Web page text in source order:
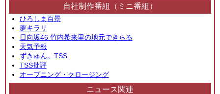
自社制作番組（ミニ番組）
ひろしま百景
夢キラリ
日向坂46 竹内希来里の地元できらる
天気予報
ずきゅん。TSS
TSS批評
オープニング・クロージング
ニュース関連